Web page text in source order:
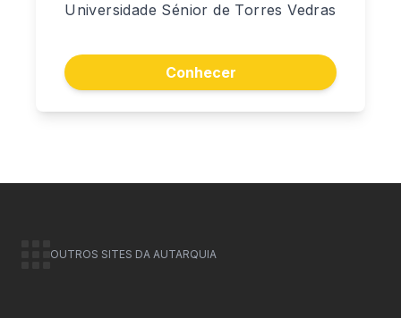
Universidade Sénior de Torres Vedras
Conhecer
OUTROS SITES DA AUTARQUIA